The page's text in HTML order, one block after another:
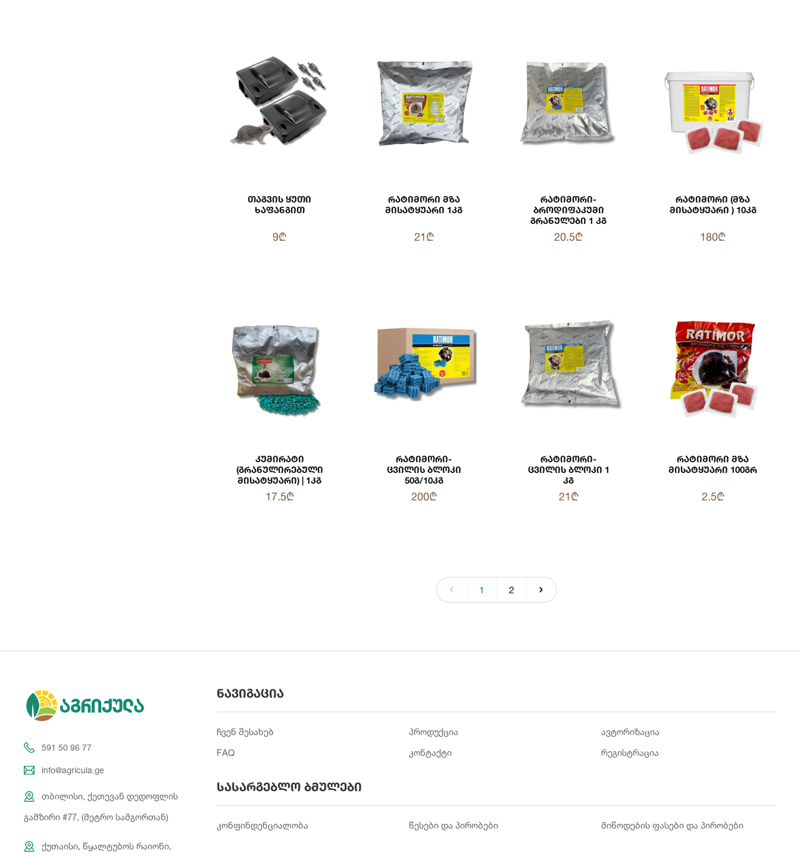
Თაგვის Ყუთი
Ხაფანგით
9₾
Რატიმორი Მზა
Მისატყუარი 1კგ
21₾
Რატიმორი-
Ბროდიფაკუმი
Გრანულები 1 Კგ
20.5₾
Რატიმორი (მზა
Მისატყუარი ) 10კგ
180₾
Კუმირატი
(გრანულირებული
Მისატყუარი) | 1კგ
17.5₾
Რატიმორი-
Ცვილის Ბლოკი
50გ/10კგ
200₾
Რატიმორი-
Ცვილის Ბლოკი 1
Კგ
21₾
Რატიმორი Მზა
Მისატყუარი 100გრ
2.5₾
‹ 1 2 ›
591 50 96 77
info@agricula.ge
თბილისი, ქეთევან დედოფლის
გამზირი #77, (მეტრო სამგორთან)
ქუთაისი, წყალტუბოს რაიონი,
ნავიგაცია
ჩვენ შესახებ
FAQ
პროდუქცია
კონტაქტი
ავტორიზაცია
რეგისტრაცია
სასარგებლო ბმულები
კონფინდენციალობა წესები და პირობები მიწოდების ფასები და პირობები